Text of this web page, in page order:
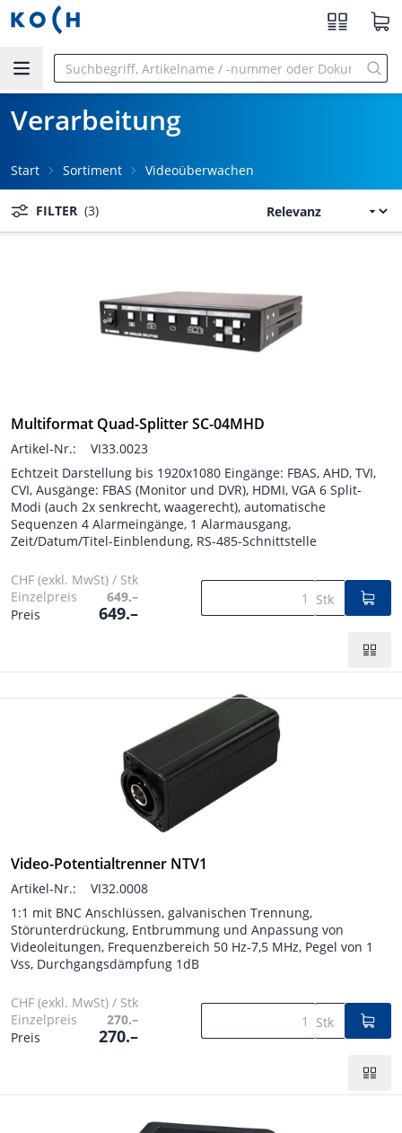
Zum Hauptinhalt springen
Verarbeitung
Start Sortiment Videoüberwachen
FILTER (3)
Multiformat Quad-Splitter SC-04MHD
Artikel-Nr.:
VI33.0023
Echtzeit Darstellung bis 1920x1080 Eingänge: FBAS, AHD, TVI,
CVI, Ausgänge: FBAS (Monitor und DVR), HDMI, VGA 6 Split-
Modi (auch 2x senkrecht, waagerecht), automatische
Sequenzen 4 Alarmeingänge, 1 Alarmausgang,
Zeit/Datum/Titel-Einblendung, RS-485-Schnittstelle
CHF (exkl. MwSt) / Stk
Einzelpreis
649.–
Preis
649.–
Stk
Video-Potentialtrenner NTV1
Artikel-Nr.:
VI32.0008
1:1 mit BNC Anschlüssen, galvanischen Trennung,
Störunterdrückung, Entbrummung und Anpassung von
Videoleitungen, Frequenzbereich 50 Hz-7,5 MHz, Pegel von 1
Vss, Durchgangsdämpfung 1dB
CHF (exkl. MwSt) / Stk
Einzelpreis
270.–
Preis
270.–
Stk